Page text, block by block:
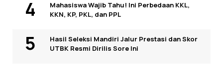
Mahasiswa Wajib Tahu! Ini Perbedaan KKL,
KKN, KP, PKL, dan PPL
Hasil Seleksi Mandiri Jalur Prestasi dan Skor
UTBK Resmi Dirilis Sore Ini